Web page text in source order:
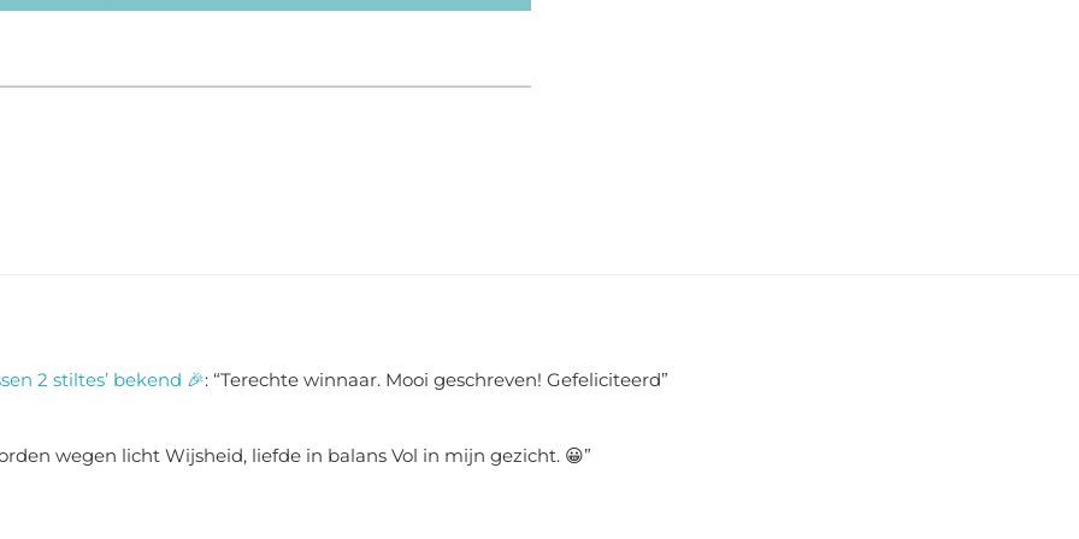
2 stiltes’ bekend 🎉: “Terechte winnaar. Mooi geschreven! Gefeliciteerd”
wegen licht Wijsheid, liefde in balans Vol in mijn gezicht. 😀”